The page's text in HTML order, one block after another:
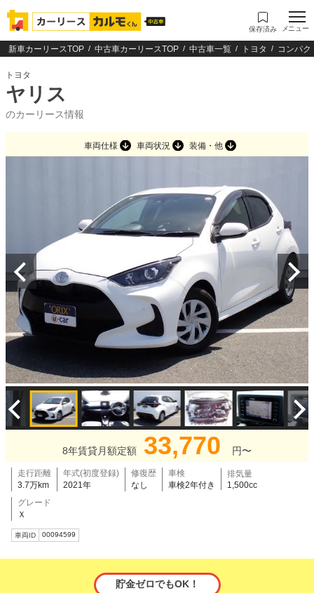
保存済み メニュー
新車カーリースTOP 中古車カーリースTOP 中古車一覧 トヨタ コンパク
トヨタ
ヤリス
のカーリース情報
車両仕様 車両状況 装備・他
8年賃貸月額定額 33,770 円〜
走行距離
3.7万km
年式(初度登録)
2021年
修復歴
なし
車検
車検2年付き
排気量
1,500cc
グレード
Ｘ
車両ID 00094599
貯金ゼロでもOK！